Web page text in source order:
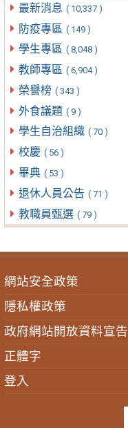
最新消息 ( 10,337 )
防疫專區 ( 149 )
學生專區 ( 8,048 )
教師專區 ( 6,904 )
榮譽榜 ( 343 )
外食議題 ( 9 )
學生自治組織 ( 70 )
校慶 ( 56 )
畢典 ( 53 )
退休人員公告 ( 71 )
教職員甄選 ( 79 )
網站安全政策
隱私權政策
政府網站開放資料宣告
正體字
登入